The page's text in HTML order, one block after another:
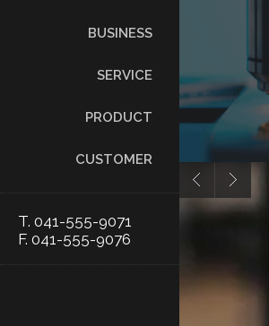
BUSINESS
SERVICE
PRODUCT
CUSTOMER
T. 041-555-9071
F. 041-555-9076